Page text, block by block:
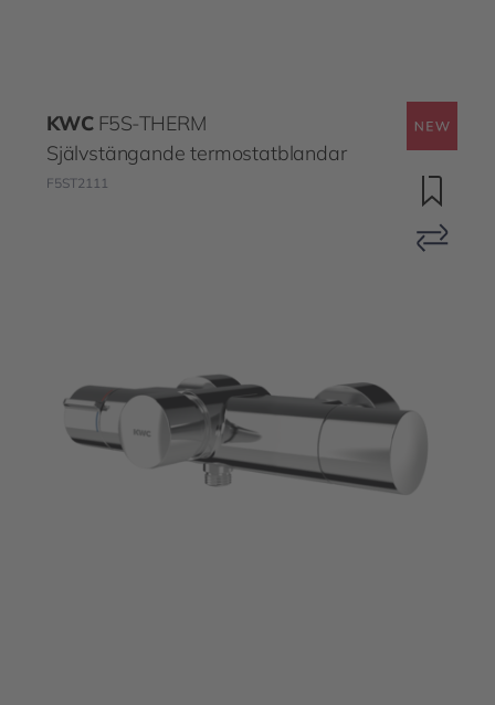
KWC F5S-THERM
Självstängande termostatblandar
F5ST2111